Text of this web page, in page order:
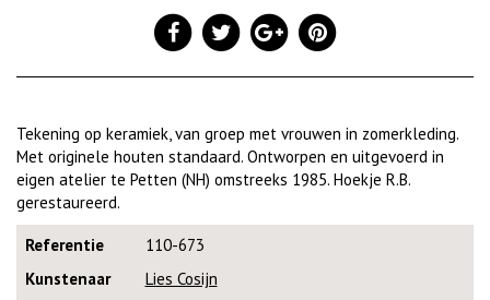
Tekening op keramiek, van groep met vrouwen in zomerkleding.
Met originele houten standaard. Ontworpen en uitgevoerd in
eigen atelier te Petten (NH) omstreeks 1985. Hoekje R.B.
gerestaureerd.
Referentie
110-673
Kunstenaar
Lies Cosijn